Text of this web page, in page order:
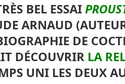
BEL ESSAI
ARNAUD
DE
DÉCOUVRIR LA
UNI LES DEUX